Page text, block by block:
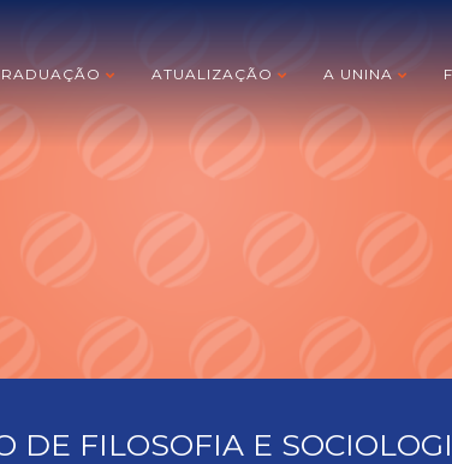
ATUALIZAÇÃO A UNINA
DE FILOSOFIA E